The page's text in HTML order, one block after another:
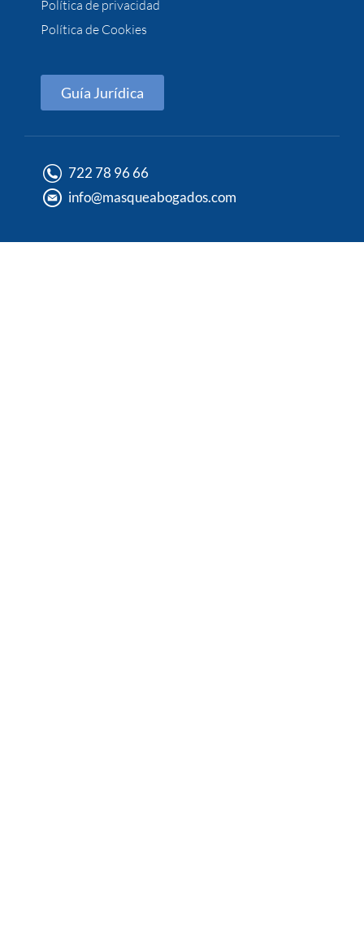
Política de privacidad
Política de Cookies
Guía Jurídica
722 78 96 66
info@masqueabogados.com